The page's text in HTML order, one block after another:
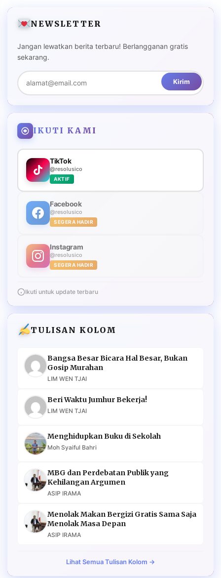
NEWSLETTER
Jangan lewatkan berita terbaru! Berlangganan gratis
sekarang.
Kirim
IKUTI KAMI
TikTok
@resolusico
AKTIF
Facebook
@resolusico
SEGERA HADIR
Instagram
@resolusico
SEGERA HADIR
Ikuti untuk update terbaru
TULISAN KOLOM
Bangsa Besar Bicara Hal Besar, Bukan
Gosip Murahan
LIM WEN TJAI
Beri Waktu Jumhur Bekerja!
LIM WEN TJAI
Menghidupkan Buku di Sekolah
Moh Syaiful Bahri
MBG dan Perdebatan Publik yang
Kehilangan Argumen
ASIP IRAMA
Menolak Makan Bergizi Gratis Sama Saja
Menolak Masa Depan
ASIP IRAMA
Lihat Semua Tulisan Kolom →